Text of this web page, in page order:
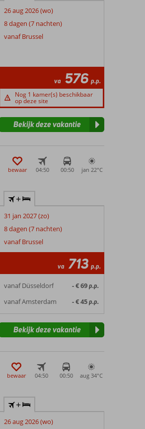
26 aug 2026 (wo)
8 dagen (7 nachten)
vanaf Brussel
va 576 p.p.
Nog 1 kamer(s) beschikbaar
op deze site
Bekijk deze vakantie
bewaar 04:50 00:50 jan 22°C
+
31 jan 2027 (zo)
8 dagen (7 nachten)
vanaf Brussel
va 713 p.p.
vanaf Düsseldorf - € 69p.p.
vanaf Amsterdam - € 45p.p.
Bekijk deze vakantie
bewaar 04:50 00:50 aug 34°C
+
26 aug 2026 (wo)